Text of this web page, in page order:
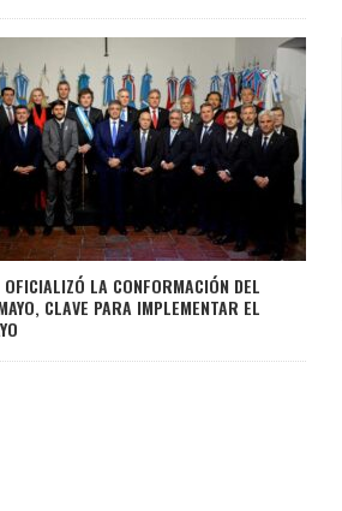
OFICIALIZÓ LA CONFORMACIÓN DEL
CLAVE PARA IMPLEMENTAR EL